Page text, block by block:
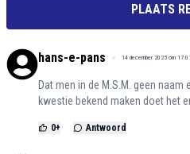
PLAATS
hans-e-pans 14 december 2025 om 17:01
Dat men in de M.S.M. geen
kwestie bekend maken doet het
0+ Antwoord